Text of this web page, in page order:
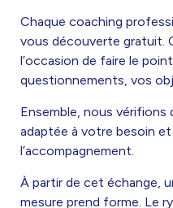
Chaque coaching
vous découverte gratuit.
l’occasion de faire le
questionnements, vos
Ensemble, nous vérifions
adaptée à votre besoin
l’accompagnement.
À partir de cet échange,
mesure prend forme. Le